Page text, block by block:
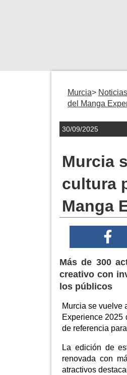
Murcia Noticias
del Manga
30/09/2025
Murcia
cultura
Manga
Más de 300
creativo con
los públicos
Murcia se vuelve
Experience 2025
de referencia
La edición de
renovada con
atractivos